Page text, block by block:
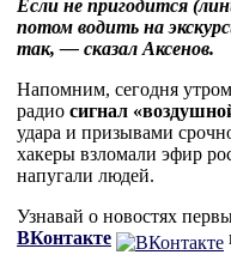
Если не пригодится
потом водить на
так, — сказал Аксенов.
Напомним, сегодня
радио сигнал
удара и призывами
хакеры взломали эфир
напугали людей.
Узнавай о новостях
ВКонтакте